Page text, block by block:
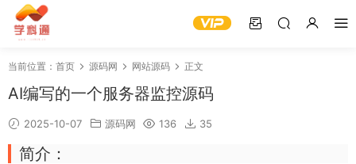
当前位置： 首页 源码网 网站源码 正文
AI编写的一个服务器监控源码
2025-10-07 源码网 136 35
简介：